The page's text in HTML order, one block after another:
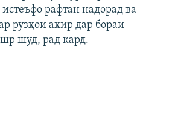
рафтан надорад ва
рӯзҳои ахир дар бораи
шуд, рад кард.